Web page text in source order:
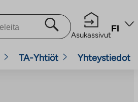
Asukassivut
FI
TA-Yhtiöt Yhteystiedot